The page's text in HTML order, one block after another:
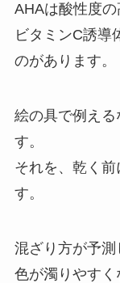
AHAは酸性度の
ビタミンC誘導
のがあります。
絵の具で例える
す。
それを、乾く
す。
混ざり方が予測
色が濁りやすく